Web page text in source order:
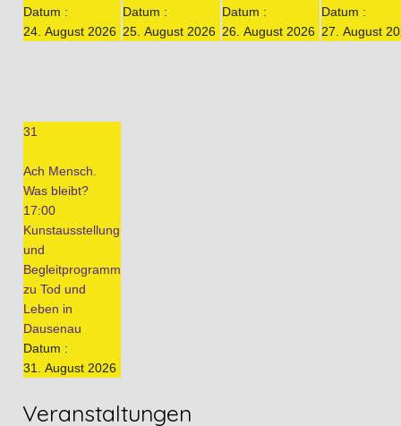
Datum :
24. August 2026
Datum :
25. August 2026
Datum :
26. August 2026
Datum :
27. August
31
Ach Mensch.
Was bleibt?
17:00
Kunstausstellung
und
Begleitprogramm
zu Tod und
Leben in
Dausenau
Datum :
31. August 2026
Veranstaltungen